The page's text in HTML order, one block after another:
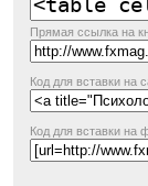
Прямая ссылкана
Код для вставки на
Код для вставки на